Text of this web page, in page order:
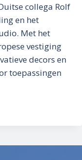
collega Rolf
en het
Met het
vestiging
decors en
toepassingen